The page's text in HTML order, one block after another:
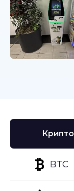
BTC